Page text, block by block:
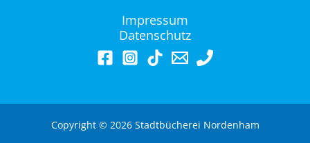
Impressum
Datenschutz
Copyright © 2026 Stadtbücherei Nordenham